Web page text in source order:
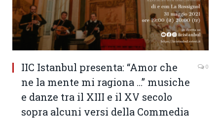
IIC Istanbul presenta: “Amor che
ne la mente mi ragiona …” musiche
e danze tra il XIII e il XV secolo
sopra alcuni versi della Commedia
0